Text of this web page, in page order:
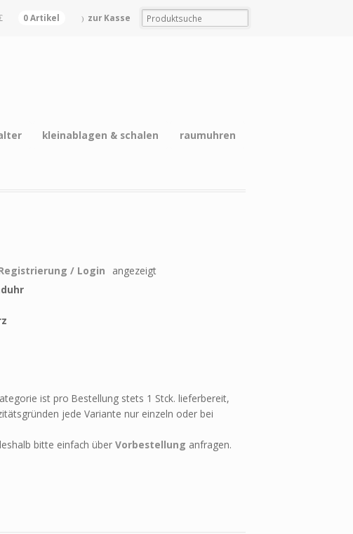
0 Artikel zur Kasse
kleinablagen & schalen raumuhren
/ Login
angezeigt
ist pro Bestellung stets 1 Stck. lieferbereit,
jede Variante nur einzeln oder bei
bitte einfach über Vorbestellung anfragen.